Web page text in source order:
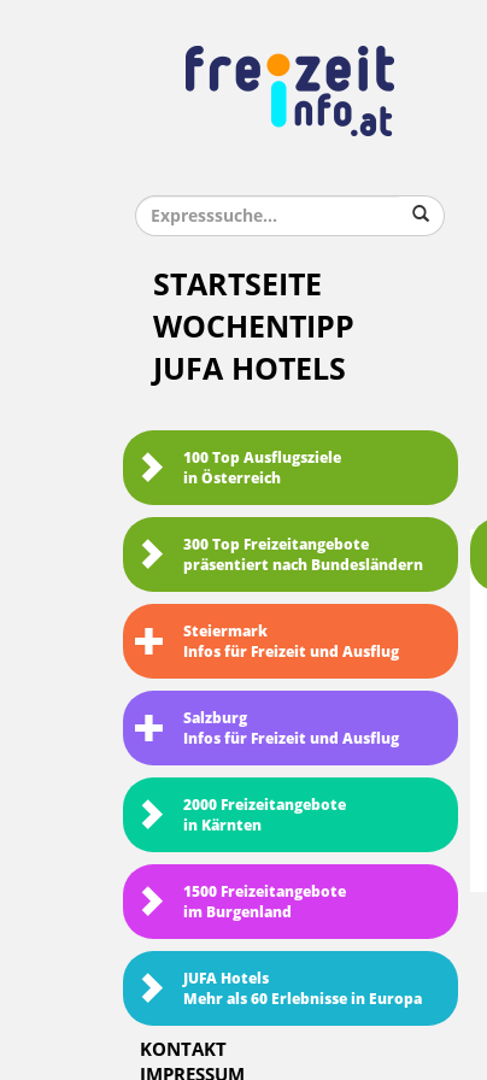
STARTSEITE
WOCHENTIPP
JUFA HOTELS
100 Top Ausflugsziele
in Österreich
300 Top Freizeitangebote
präsentiert nach Bundesländern
Steiermark
Infos für Freizeit und Ausflug
Salzburg
Infos für Freizeit und Ausflug
2000 Freizeitangebote
in Kärnten
1500 Freizeitangebote
im Burgenland
JUFA Hotels
Mehr als 60 Erlebnisse in Europa
KONTAKT
IMPRESSUM